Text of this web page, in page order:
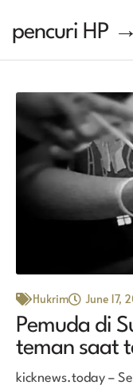
pencuri HP →
Hukrim June 17,
Pemuda di
teman saat
kicknews.today –